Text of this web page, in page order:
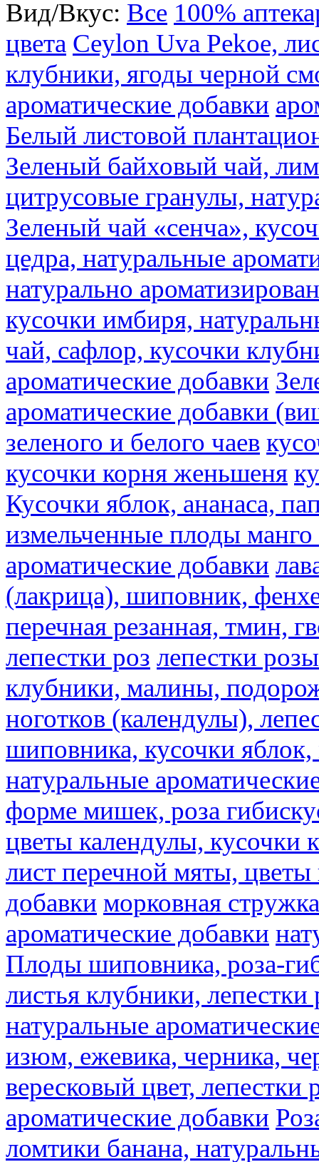
Вид/Вкус: Все 100%
цвета Ceylon Uva Pekoe,
клубники, ягоды черной
ароматические добавки
Белый листовой
Зеленый байховый чай,
цитрусовые гранулы,
Зеленый чай «сенча»,
цедра, натуральные
натурально
кусочки имбиря,
чай, сафлор, кусочки
ароматические добавки
ароматические добавки
зеленого и белого чаев
кусочки корня женьшеня
Кусочки яблок, ананаса,
измельченные плоды
ароматические добавки
(лакрица), шиповник,
перечная резанная, тмин,
лепестки роз лепестки розы
клубники, малины,
ноготков (календулы),
шиповника, кусочки
натуральные
форме мишек, роза
цветы календулы, кусочки
лист перечной мяты,
добавки морковная стружка
ароматические добавки
Плоды шиповника, роза-
листья клубники,
натуральные
изюм, ежевика, черника,
вересковый цвет, лепестки
ароматические добавки
ломтики банана,